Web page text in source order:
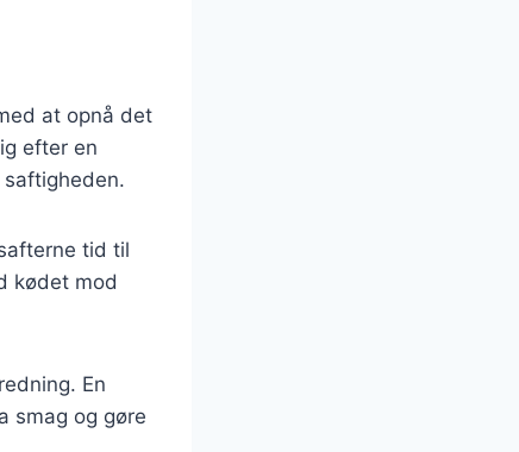
at opnå det
efter en
tid til
kødet mod
En
smag og gøre